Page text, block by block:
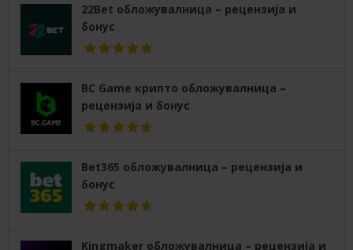
22Bet обложувалница – рецензија и
бонус
BC Game крипто обложувалница –
рецензија и бонус
Bet365 обложувалница – рецензија и
бонус
Kingmaker обложувалница – рецензија и